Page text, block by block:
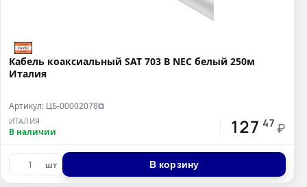
Кабель коаксиальный SAT 703 B NEC белый 250м
Италия
Артикул: ЦБ-00002078⧉
ИТАЛИЯ
В наличии 127 47 ₽
шт В корзину